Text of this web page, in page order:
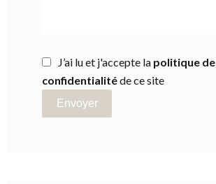
J’ai lu et j'accepte la politique de
confidentialitéde ce site
Envoyer